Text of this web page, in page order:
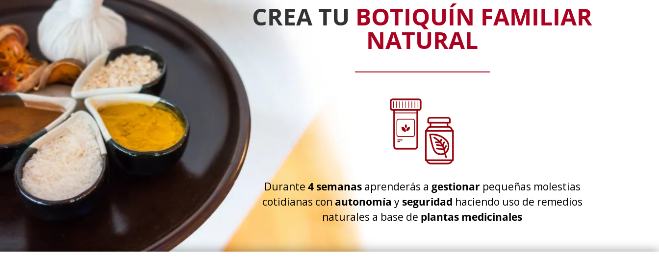
CREA TU BOTIQUÍN FAMILIAR
NATURAL
Durante 4 semanasaprenderás a gestionar pequeñas molestias
cotidianas con autonomía y seguridad haciendo uso de remedios
naturales a base de plantas medicinales